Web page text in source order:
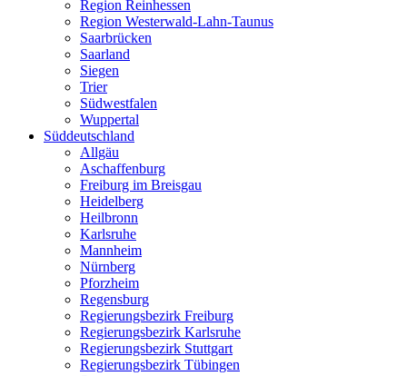
Region Reinhessen
Region Westerwald-Lahn-Taunus
Saarbrücken
Saarland
Siegen
Trier
Südwestfalen
Wuppertal
Süddeutschland
Allgäu
Aschaffenburg
Freiburg im Breisgau
Heidelberg
Heilbronn
Karlsruhe
Mannheim
Nürnberg
Pforzheim
Regensburg
Regierungsbezirk Freiburg
Regierungsbezirk Karlsruhe
Regierungsbezirk Stuttgart
Regierungsbezirk Tübingen